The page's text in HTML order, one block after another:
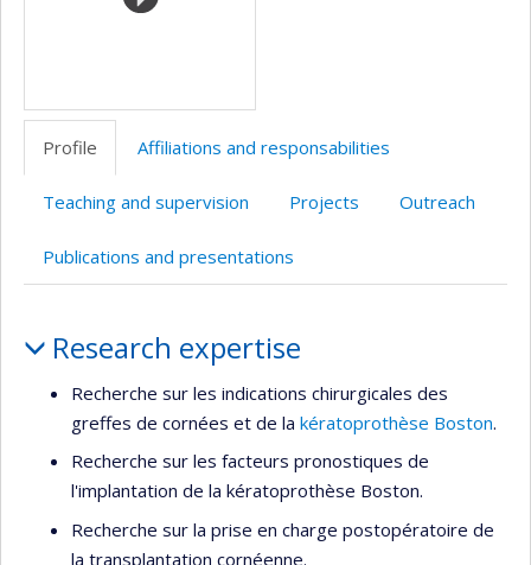
recherche
Profile Affiliations and responsabilities
Teaching and supervision Projects Outreach
Publications and presentations
Research expertise
Recherche sur les indications chirurgicales des
greffes de cornées et de la kératoprothèse Boston.
Recherche sur les facteurs pronostiques de
l'implantation de la kératoprothèse Boston.
Recherche sur la prise en charge postopératoire de
la transplantation cornéenne.